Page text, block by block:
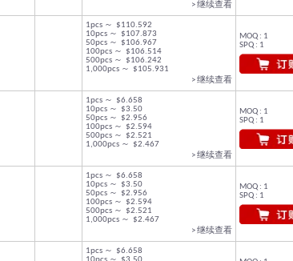
> 继续查看
1pcs ～ $110.592
10pcs ～ $107.873
50pcs ～ $106.967
100pcs ～ $106.514
500pcs ～ $106.242
1,000pcs ～ $105.931
> 继续查看
MOQ : 1
SPQ : 1
1pcs ～ $6.658
10pcs ～ $3.50
50pcs ～ $2.956
100pcs ～ $2.594
500pcs ～ $2.521
1,000pcs ～ $2.467
> 继续查看
MOQ : 1
SPQ : 1
1pcs ～ $6.658
10pcs ～ $3.50
50pcs ～ $2.956
100pcs ～ $2.594
500pcs ～ $2.521
1,000pcs ～ $2.467
> 继续查看
MOQ : 1
SPQ : 1
1pcs ～ $6.658